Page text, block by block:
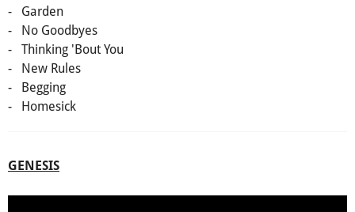
- Garden
- No Goodbyes
- Thinking 'Bout You
- New Rules
- Begging
- Homesick
GENESIS